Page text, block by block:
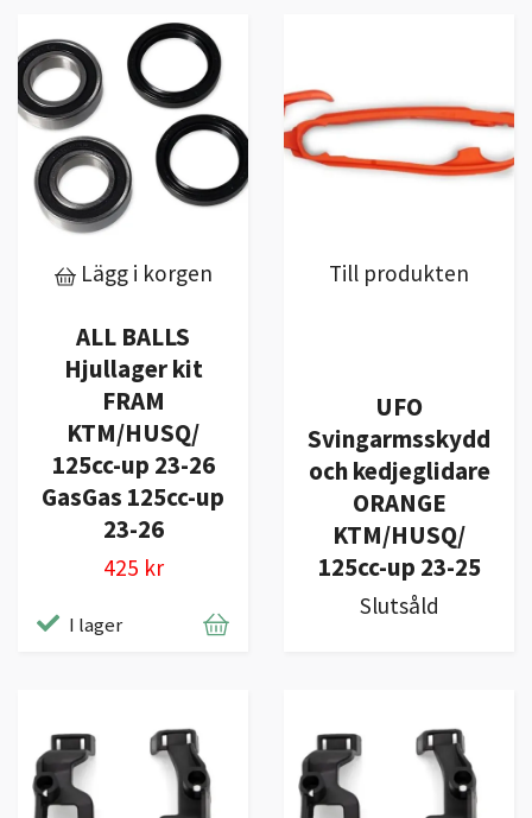
Lägg i korgen
ALL BALLS
Hjullager kit
FRAM
KTM/HUSQ/
125cc-up 23-26
GasGas 125cc-up
23-26
425 kr
I lager
Till produkten
UFO
Svingarmsskydd
och kedjeglidare
ORANGE
KTM/HUSQ/
125cc-up 23-25
Slutsåld